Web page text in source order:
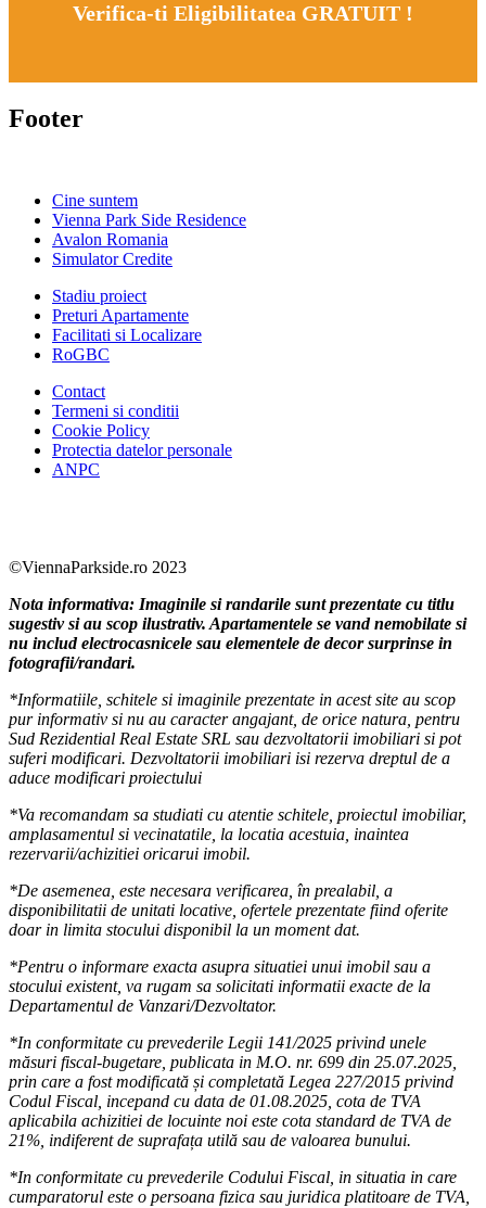
Verifica-ti Eligibilitatea GRATUIT !
Footer
Cine suntem
Vienna Park Side Residence
Avalon Romania
Simulator Credite
Stadiu proiect
Preturi Apartamente
Facilitati si Localizare
RoGBC
Contact
Termeni si conditii
Cookie Policy
Protectia datelor personale
ANPC
©ViennaParkside.ro 2023
Nota informativa: Imaginile si randarile sunt prezentate cu titlu
sugestiv si au scop ilustrativ. Apartamentele se vand nemobilate si
nu includ electrocasnicele sau elementele de decor surprinse in
fotografii/randari.
*Informatiile, schitele si imaginile prezentate in acest site au scop
pur informativ si nu au caracter angajant, de orice natura, pentru
Sud Rezidential Real Estate SRL sau dezvoltatorii imobiliari si pot
suferi modificari. Dezvoltatorii imobiliari isi rezerva dreptul de a
aduce modificari proiectului
*Va recomandam sa studiati cu atentie schitele, proiectul imobiliar,
amplasamentul si vecinatatile, la locatia acestuia, inaintea
rezervarii/achizitiei oricarui imobil.
*De asemenea, este necesara verificarea, în prealabil, a
disponibilitatii de unitati locative, ofertele prezentate fiind oferite
doar in limita stocului disponibil la un moment dat.
*Pentru o informare exacta asupra situatiei unui imobil sau a
stocului existent, va rugam sa solicitati informatii exacte de la
Departamentul de Vanzari/Dezvoltator.
*In conformitate cu prevederile Legii 141/2025 privind unele
măsuri fiscal-bugetare, publicata in M.O. nr. 699 din 25.07.2025,
prin care a fost modificată și completată Legea 227/2015 privind
Codul Fiscal, incepand cu data de 01.08.2025, cota de TVA
aplicabila achizitiei de locuinte noi este cota standard de TVA de
21%, indiferent de suprafața utilă sau de valoarea bunului.
*In conformitate cu prevederile Codului Fiscal, in situatia in care
cumparatorul este o persoana fizica sau juridica platitoare de TVA,